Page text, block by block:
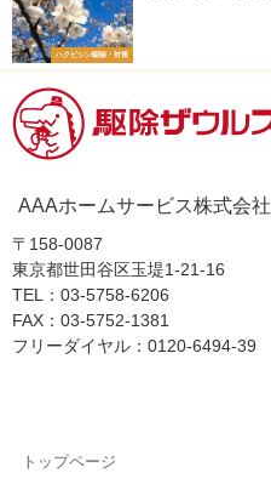
ハクビシン駆除・対策
AAAホームサービス株式会社
〒158-0087
東京都世田谷区玉堤1-21-16
TEL：03-5758-6206
FAX：03-5752-1381
フリーダイヤル：0120-6494-39
トップページ